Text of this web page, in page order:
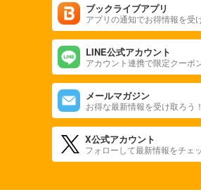
ブックライブアプリ
アプリの通知でお得情報を受
LINE公式アカウント
アカウント連携で限定クーポ
メールマガジン
お得な最新情報を受け取ろう！
X公式アカウント
フォローして最新情報をチェ